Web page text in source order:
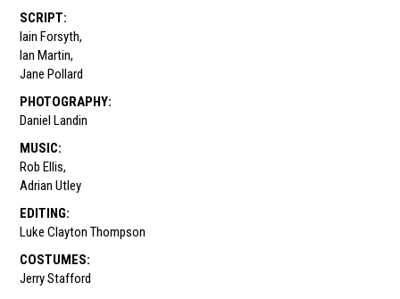
SCRIPT:
Iain Forsyth,
Ian Martin,
Jane Pollard
PHOTOGRAPHY:
Daniel Landin
MUSIC:
Rob Ellis,
Adrian Utley
EDITING:
Luke Clayton Thompson
COSTUMES:
Jerry Stafford